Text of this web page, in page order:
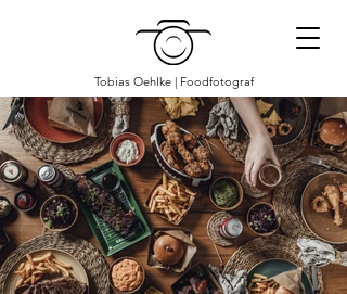
Tobias Oehlke | Foodfotograf